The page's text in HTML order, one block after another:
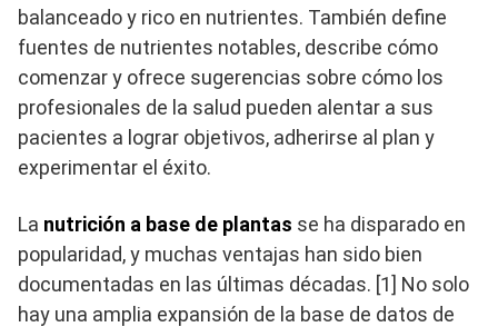
balanceado y rico en nutrientes. También define
fuentes de nutrientes notables, describe cómo
comenzar y ofrece sugerencias sobre cómo los
profesionales de la salud pueden alentar a sus
pacientes a lograr objetivos, adherirse al plan y
experimentar el éxito.
La nutrición a base de plantas se ha disparado en
popularidad, y muchas ventajas han sido bien
documentadas en las últimas décadas. [1] No solo
hay una amplia expansión de la base de datos de